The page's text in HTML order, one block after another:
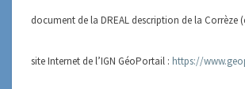
document de la DREAL description de la Corrèze
site Internet de l’IGN GéoPortail : https://